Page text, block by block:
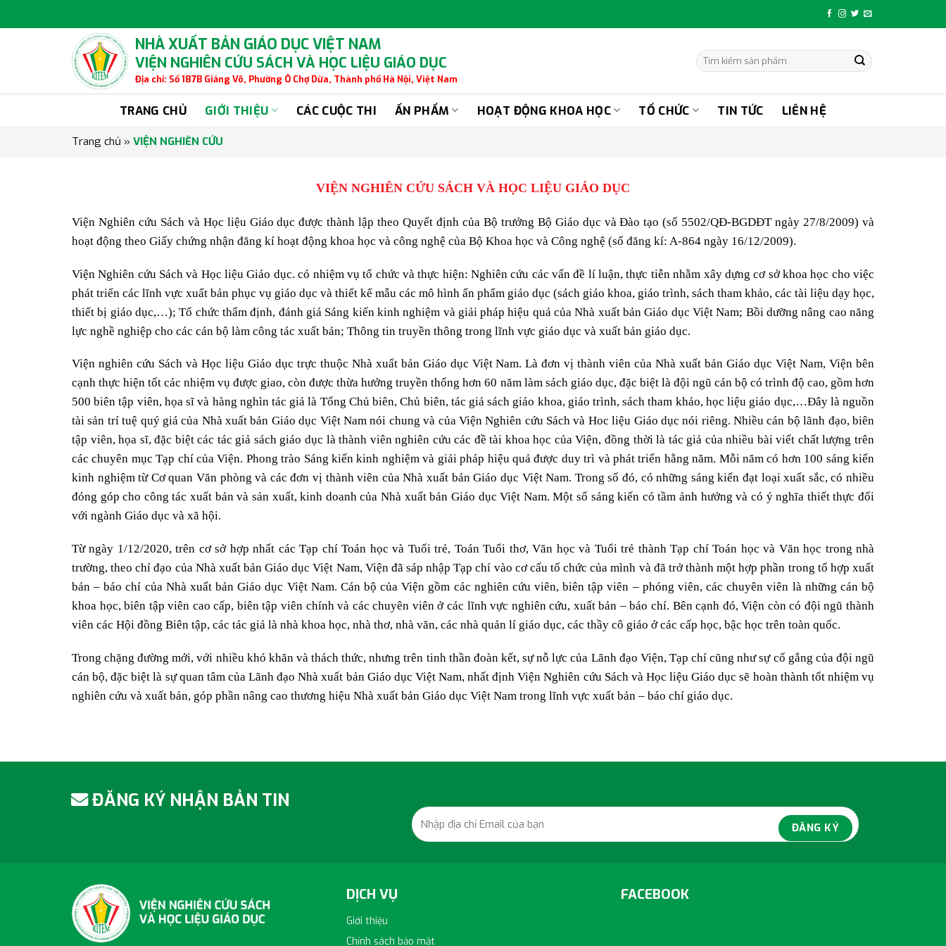
to
NHÀ XUẤT BẢN GIÁO DỤC VIỆT NAM
VIỆN NGHIÊN CỨU SÁCH VÀ HỌC LIỆU GIÁO DỤC
Địa chỉ: Số 187B Giảng Võ, Phường Ô Chợ Dừa, Thành phố Hà Nội, Việt Nam
Tìm
kiếm:
TRANG CHỦ GIỚI THIỆU CÁC CUỘC THI ẤN PHẨM HOẠT ĐỘNG KHOA HỌC TỔ CHỨC TIN TỨC LIÊN HỆ
Trang chủ » VIỆN NGHIÊN CỨU
VIỆN NGHIÊN CỨU SÁCH VÀ HỌC LIỆU GIÁO DỤC
Viện Nghiên cứu Sách và Học liệu Giáo dục được thành lập theo Quyết định của Bộ trưởng Bộ Giáo dục và Đào tạo (số 5502/QĐ-BGDĐT ngày 27/8/2009) và
hoạt động theo Giấy chứng nhận đăng kí hoạt động khoa học và công nghệ của Bộ Khoa học và Công nghệ (số đăng kí: A-864 ngày 16/12/2009).
Viện Nghiên cứu Sách và Học liệu Giáo dục. có nhiệm vụ tổ chức và thực hiện: Nghiên cứu các vấn đề lí luận, thực tiễn nhằm xây dựng cơ sở khoa học cho việc
phát triển các lĩnh vực xuất bản phục vụ giáo dục và thiết kế mẫu các mô hình ấn phẩm giáo dục (sách giáo khoa, giáo trình, sách tham khảo, các tài liệu dạy học,
thiết bị giáo dục,…); Tổ chức thẩm định, đánh giá Sáng kiến kinh nghiệm và giải pháp hiệu quả của Nhà xuất bản Giáo dục Việt Nam; Bồi dưỡng nâng cao năng
lực nghề nghiệp cho các cán bộ làm công tác xuất bản; Thông tin truyền thông trong lĩnh vực giáo dục và xuất bản giáo dục.
Viện nghiên cứu Sách và Học liệu Giáo dục trực thuộc Nhà xuất bản Giáo dục Việt Nam. Là đơn vị thành viên của Nhà xuất bản Giáo dục Việt Nam, Viện bên
cạnh thực hiện tốt các nhiệm vụ được giao, còn được thừa hưởng truyền thống hơn 60 năm làm sách giáo dục, đặc biệt là đội ngũ cán bộ có trình độ cao, gồm hơn
500 biên tập viên, họa sĩ và hàng nghìn tác giả là Tổng Chủ biên, Chủ biên, tác giả sách giáo khoa, giáo trình, sách tham khảo, học liệu giáo dục,…Đây là nguồn
tài sản trí tuệ quý giá của Nhà xuất bản Giáo dục Việt Nam nói chung và của Viện Nghiên cứu Sách và Hoc liệu Giáo dục nói riêng. Nhiều cán bộ lãnh đạo, biên
tập viên, họa sĩ, đặc biệt các tác giả sách giáo dục là thành viên nghiên cứu các đề tài khoa học của Viện, đồng thời là tác giả của nhiều bài viết chất lượng trên
các chuyên mục Tạp chí của Viện. Phong trào Sáng kiến kinh nghiệm và giải pháp hiệu quả được duy trì và phát triển hằng năm. Mỗi năm có hơn 100 sáng kiến
kinh nghiệm từ Cơ quan Văn phòng và các đơn vị thành viên của Nhà xuất bản Giáo dục Việt Nam. Trong số đó, có những sáng kiến đạt loại xuất sắc, có nhiều
đóng góp cho công tác xuất bản và sản xuất, kinh doanh của Nhà xuất bản Giáo dục Việt Nam. Một số sáng kiến có tầm ảnh hưởng và có ý nghĩa thiết thực đối
với ngành Giáo dục và xã hội.
Từ ngày 1/12/2020, trên cơ sở hợp nhất các Tạp chí Toán học và Tuổi trẻ, Toán Tuổi thơ, Văn học và Tuổi trẻ thành Tạp chí Toán học và Văn học trong nhà
trường, theo chỉ đạo của Nhà xuất bản Giáo dục Việt Nam, Viện đã sáp nhập Tạp chí vào cơ cấu tổ chức của mình và đã trở thành một hợp phần trong tổ hợp xuất
bản – báo chí của Nhà xuất bản Giáo dục Việt Nam. Cán bộ của Viện gồm các nghiên cứu viên, biên tập viên – phóng viên, các chuyên viên là những cán bộ
khoa học, biên tập viên cao cấp, biên tập viên chính và các chuyên viên ở các lĩnh vực nghiên cứu, xuất bản – báo chí. Bên cạnh đó, Viện còn có đội ngũ thành
viên các Hội đồng Biên tập, các tác giả là nhà khoa học, nhà thơ, nhà văn, các nhà quản lí giáo dục, các thầy cô giáo ở các cấp học, bậc học trên toàn quốc.
Trong chặng đường mới, với nhiều khó khăn và thách thức, nhưng trên tinh thần đoàn kết, sự nỗ lực của Lãnh đạo Viện, Tạp chí cũng như sự cố gắng của đội ngũ
cán bộ, đặc biệt là sự quan tâm của Lãnh đạo Nhà xuất bản Giáo dục Việt Nam, nhất định Viện Nghiên cứu Sách và Học liệu Giáo dục sẽ hoàn thành tốt nhiệm vụ
nghiên cứu và xuất bản, góp phần nâng cao thương hiệu Nhà xuất bản Giáo dục Việt Nam trong lĩnh vực xuất bản – báo chí giáo dục.
ĐĂNG KÝ NHẬN BẢN TIN
DỊCH VỤ
Giới thiệu
Chính sách bảo mật
FACEBOOK